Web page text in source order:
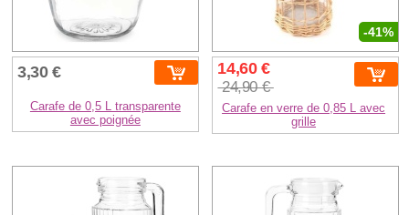
3,30 €
Carafe de 0,5 L transparente
avec poignée
-41%
14,60 €
24,90 €
Carafe en verre de 0,85 L avec
grille